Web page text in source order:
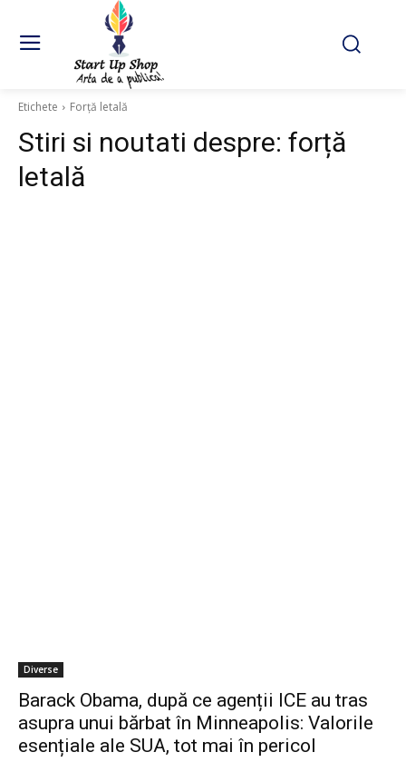
Etichete Forță letală
Stiri si noutati despre: forță
letală
Diverse
Barack Obama, după ce agenții ICE au tras
asupra unui bărbat în Minneapolis: Valorile
esențiale ale SUA, tot mai în pericol